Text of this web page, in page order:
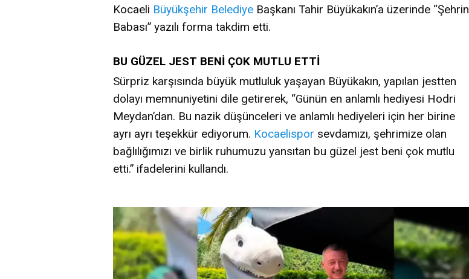
Kocaeli Büyükşehir Belediye Başkanı Tahir Büyükakın’a üzerinde “Şehrin
Babası” yazılı forma takdim etti.
BU GÜZEL JEST BENİ ÇOK MUTLU ETTİ
Sürpriz karşısında büyük mutluluk yaşayan Büyükakın, yapılan jestten
dolayı memnuniyetini dile getirerek, “Günün en anlamlı hediyesi Hodri
Meydan’dan. Bu nazik düşünceleri ve anlamlı hediyeleri için her birine
ayrı ayrı teşekkür ediyorum. Kocaelispor sevdamızı, şehrimize olan
bağlılığımızı ve birlik ruhumuzu yansıtan bu güzel jest beni çok mutlu
etti.” ifadelerini kullandı.